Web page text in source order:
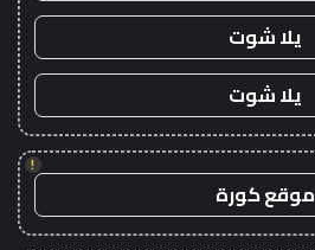
يلا شوت
يلا شوت
!
موقع كورة